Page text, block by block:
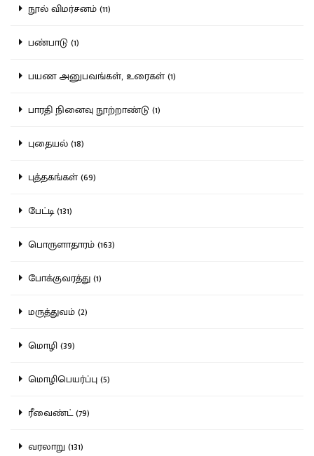
நூல் விமர்சனம் (11)
பண்பாடு (1)
பயண அனுபவங்கள், உரைகள் (1)
பாரதி நினைவு நூற்றாண்டு (1)
புதையல் (18)
புத்தகங்கள் (69)
பேட்டி (131)
பொருளாதாரம் (163)
போக்குவரத்து (1)
மருத்துவம் (2)
மொழி (39)
மொழிபெயர்ப்பு (5)
ரீவைண்ட் (79)
வரலாறு (131)